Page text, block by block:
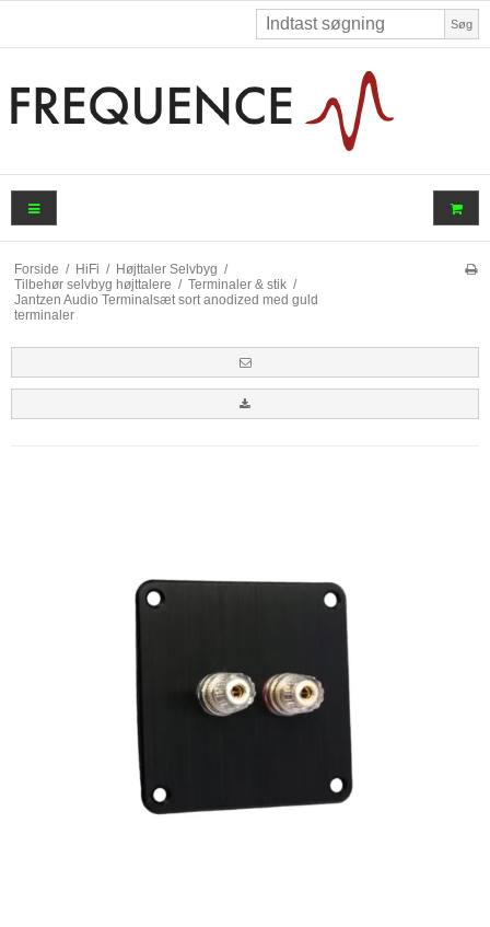
Søg
Forside / HiFi / Højttaler Selvbyg /
Tilbehør selvbyg højttalere / Terminaler & stik /
Jantzen Audio Terminalsæt sort anodized med guld
terminaler